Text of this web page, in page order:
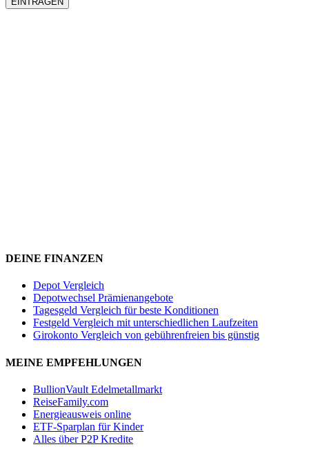
DEINE FINANZEN
Depot Vergleich
Depotwechsel Prämienangebote
Tagesgeld Vergleich für beste Konditionen
Festgeld Vergleich mit unterschiedlichen Laufzeiten
Girokonto Vergleich von gebührenfreien bis günstig
MEINE EMPFEHLUNGEN
BullionVault Edelmetallmarkt
ReiseFamily.com
Energieausweis online
ETF-Sparplan für Kinder
Alles über P2P Kredite